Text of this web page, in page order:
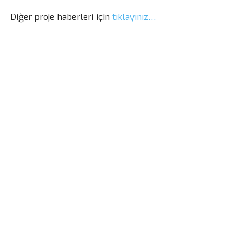
Diğer proje haberleri için tıklayınız…